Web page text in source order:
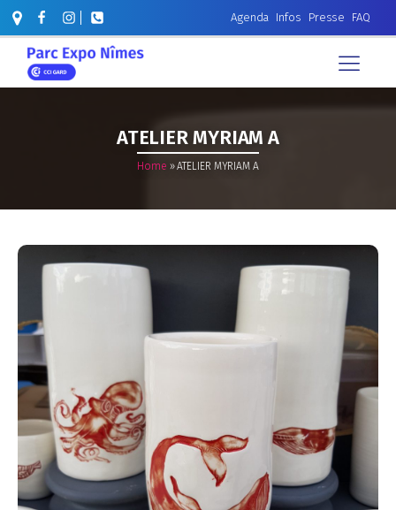
Agenda Infos Presse FAQ
ATELIER MYRIAM A
Home »ATELIER MYRIAM A